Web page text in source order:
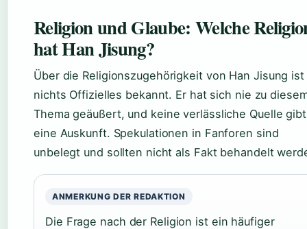
Religion und Glaube: Welche
hat Han Jisung?
Über die Religionszugehörigkeit von Han Jisung ist
nichts Offizielles bekannt. Er hat sich nie zu
Thema geäußert, und keine verlässliche Quelle gibt
eine Auskunft. Spekulationen in Fanforen sind
unbelegt und sollten nicht als Fakt behandelt
ANMERKUNG DER REDAKTION
Die Frage nach der Religion ist ein häufiger